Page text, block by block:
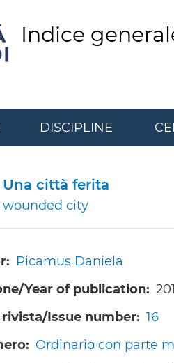
Indice
DISCIPLINE
Una città ferita
wounded city
Picamus Daniela
Year of publication
Issue number
16
Ordinario con parte